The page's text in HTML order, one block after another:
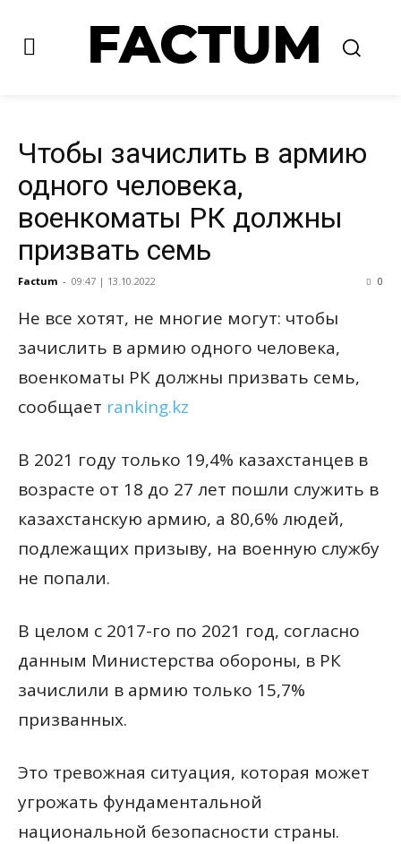
Чтобы зачислить в армию
одного человека,
военкоматы РК должны
призвать семь
Factum - 09:47 | 13.10.2022 0
Не все хотят, не многие могут: чтобы
зачислить в армию одного человека,
военкоматы РК должны призвать семь,
сообщает ranking.kz
В 2021 году только 19,4% казахстанцев в
возрасте от 18 до 27 лет пошли служить в
казахстанскую армию, а 80,6% людей,
подлежащих призыву, на военную службу
не попали.
В целом с 2017-го по 2021 год, согласно
данным Министерства обороны, в РК
зачислили в армию только 15,7%
призванных.
Это тревожная ситуация, которая может
угрожать фундаментальной
национальной безопасности страны.